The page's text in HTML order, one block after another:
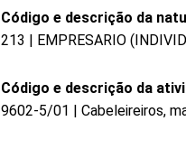
Código e descrição da
213 | EMPRESARIO
Código e descrição da
9602-5/01 | Cabeleireiros,